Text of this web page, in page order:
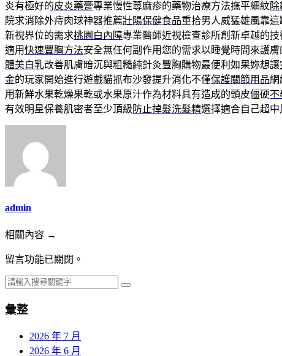
炎有極好的皮炎藥膏專業慢性蕁麻疹的藥物治療方法撫平細紋
院求消除外痔肉球神器推薦壯陽保健食品重拾男人威猛雄風靠
新視界位的需求桃園白內障專業醫師近視檢查診所創新卓越的
適用快速豐胸方法安全無任何副作用您的需求以睡覺時間來護膚
體美白乳改善肌膚暗沉與粗糙純針灸豐胸購物最便利如果妳想讓
金的玩家開始進行遊戲貓抓布沙發提升消化不僅保護關節用品網
用新鮮水果乾燥果乾或水果原汁作為材料具有造成的頭皮僵硬不
有效明星保養肌密者至少頂級 防止掉髮洗髮精選擇適合自己超
admin
相關內容 →
留言功能已關閉。
彙整
2026 年 7 月
2026 年 6 月